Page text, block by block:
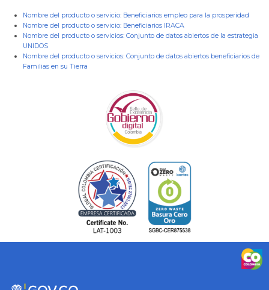
Nombre del producto o servicio: Beneficiarios empleo para la prosperidad
Nombre del producto o servicio: Beneficiarios IRACA
Nombre del producto o servicios: Conjunto de datos abiertos de la estrategia
UNIDOS
Nombre del producto o servicios: Conjunto de datos abiertos beneficiarios de
Familias en su Tierra